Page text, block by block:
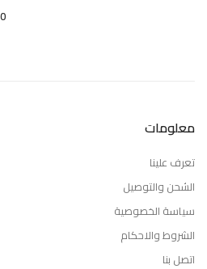
معلومات
تعرف علينا
الشحن والتوصيل
سياسة الخصوصية
الشروط والاحكام
اتصل بنا